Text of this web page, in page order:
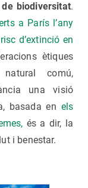
biodiversitat.
a París l’any
d’extinció en
ètiques
comú,
una visió
basada en els
és a dir, la
i benestar.